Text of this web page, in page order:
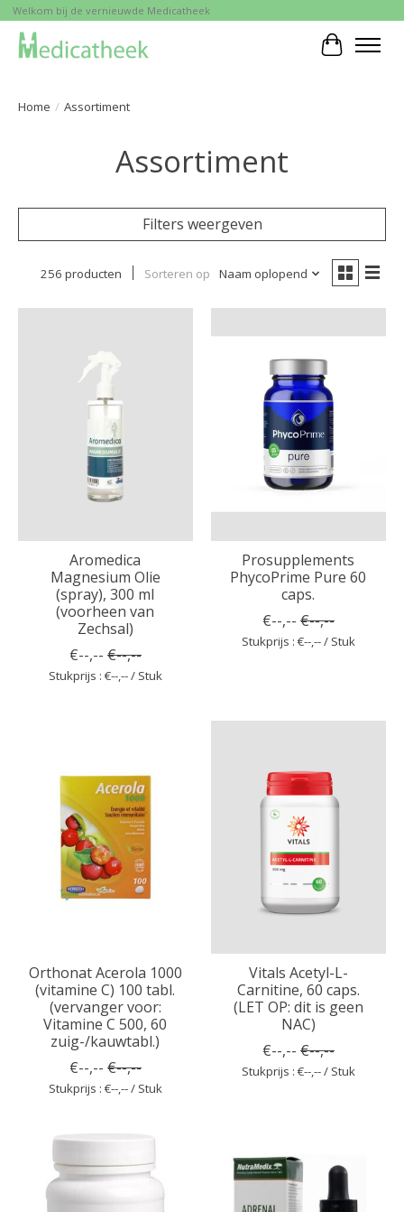
Welkom bij de vernieuwde Medicatheek
Home / Assortiment
Assortiment
Filters weergeven
256 producten Sorteren op Naam oplopend
Aromedica
Magnesium Olie
(spray), 300 ml
(voorheen van
Zechsal)
€--,-- €--,--
Stukprijs : €--,-- / Stuk
Prosupplements
PhycoPrime Pure 60
caps.
€--,-- €--,--
Stukprijs : €--,-- / Stuk
Orthonat Acerola 1000
(vitamine C) 100 tabl.
(vervanger voor:
Vitamine C 500, 60
zuig-/kauwtabl.)
€--,-- €--,--
Stukprijs : €--,-- / Stuk
Vitals Acetyl-L-
Carnitine, 60 caps.
(LET OP: dit is geen
NAC)
€--,-- €--,--
Stukprijs : €--,-- / Stuk